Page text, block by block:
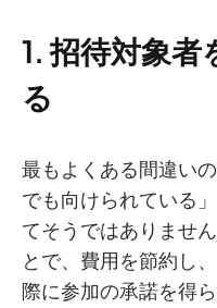
1. 招待対象
る
最もよくある間違い
でも向けられている
てそうではありませ
とで、費用を節約し
際に参加の承諾を得